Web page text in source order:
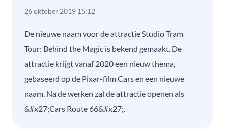
26 oktober 2019 15:12
De nieuwe naam voor de attractie Studio Tram
Tour: Behind the Magic is bekend gemaakt. De
attractie krijgt vanaf 2020 een nieuw thema,
gebaseerd op de Pixar-film Cars en een nieuwe
naam. Na de werken zal de attractie openen als
&#x27;Cars Route 66&#x27;.